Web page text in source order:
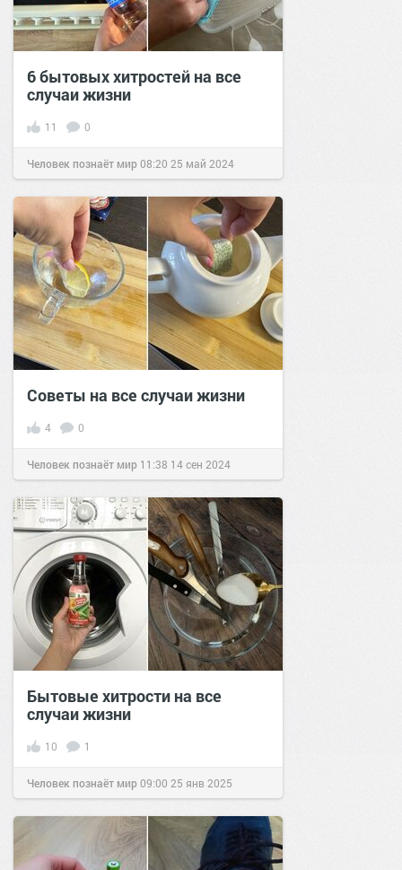
6 бытовых хитростей на все
случаи жизни
11 0
Человек познаёт мир08:20 25 май 2024
Советы на все случаи жизни
4 0
Человек познаёт мир 11:38 14 сен 2024
Бытовые хитрости на все
случаи жизни
10 1
Человек познаёт мир09:00 25 янв 2025